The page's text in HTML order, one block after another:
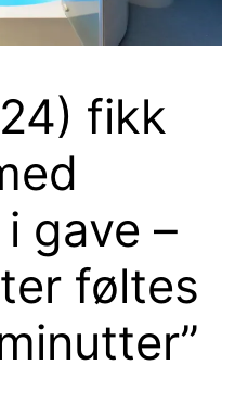
fikk
gave –
føltes